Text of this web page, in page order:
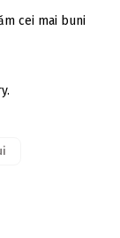
cei mai buni